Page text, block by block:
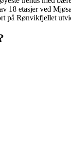
18 etasjer ved
på Rønvikfjellet